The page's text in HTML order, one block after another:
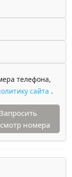
телефона,
сайта .
Запросить
номера